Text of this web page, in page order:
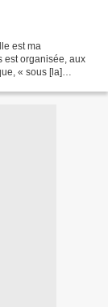
est ma
est organisée, aux
« sous [la]